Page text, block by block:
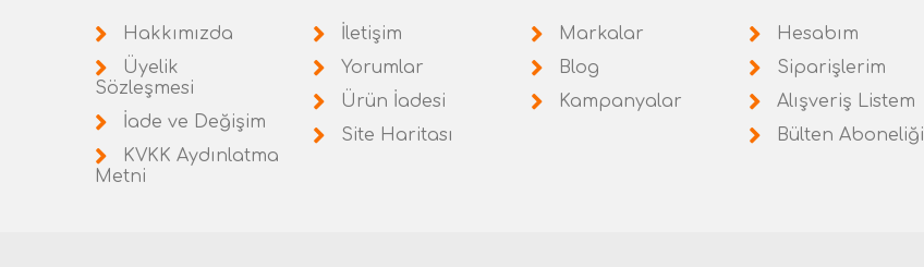
Hakkımızda
Üyelik
Sözleşmesi
İade ve Değişim
KVKK Aydınlatma
Metni
İletişim
Yorumlar
Ürün İadesi
Site Haritası
Markalar
Blog
Kampanyalar
Hesabım
Siparişlerim
Alışveriş Listem
Bülten Aboneliği